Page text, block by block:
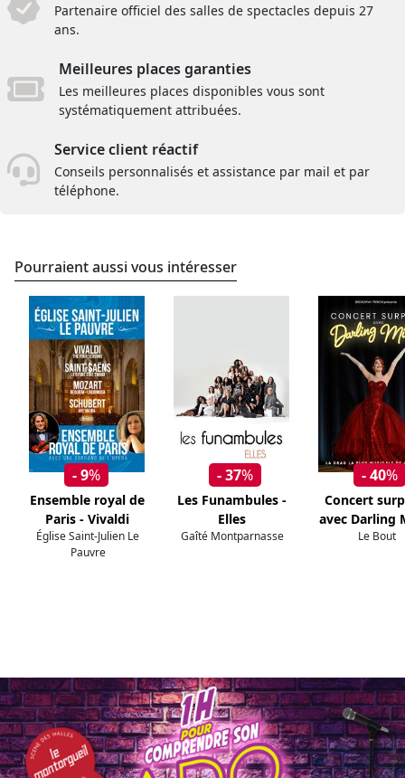
Partenaire officiel des salles de spectacles depuis 27
ans.
Meilleures places garanties
Les meilleures places disponibles vous sont
systématiquement attribuées.
Service client réactif
Conseils personnalisés et assistance par mail et par
téléphone.
Pourraient aussi vous intéresser
- 9%
Ensemble royal de
Paris - Vivaldi
Église Saint-Julien Le
Pauvre
- 37%
Les Funambules -
Elles
Gaîté Montparnasse
- 40%
Concert
avec Darling
Le Bout